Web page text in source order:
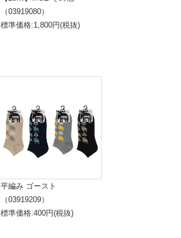
（03919080）
標準価格:1,800円(税抜)
平編み ゴースト
（03919209）
標準価格:400円(税抜)